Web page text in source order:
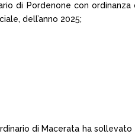
di Pordenone con
dell’anno 2025;
di Macerata ha